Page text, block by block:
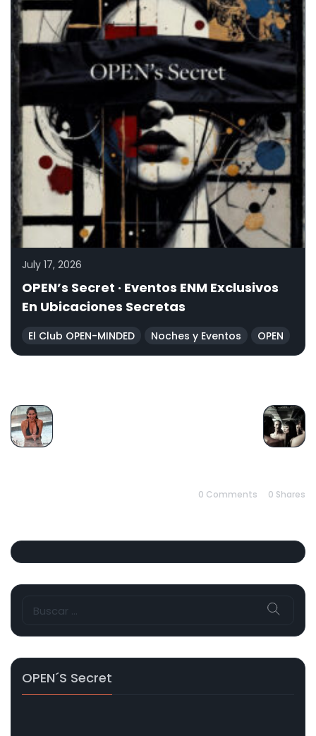
July 17, 2026
OPEN’s Secret · Eventos ENM Exclusivos
En Ubicaciones Secretas
El Club OPEN-MINDED Noches y Eventos OPEN
0 Comments 0 Shares
OPEN´s Secret